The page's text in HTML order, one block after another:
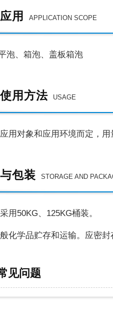
用 APPLICATION SCOPE
泡、箱泡、盖板箱泡
用方法 USAGE
用对象和应用环境而定，用
包装 STORAGE AND
用 50KG、125KG桶装。
般化学品贮存和运输。应密
见问题